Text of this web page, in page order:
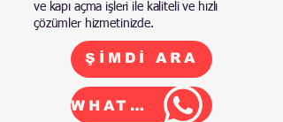
ve kapı açma işleri ile kaliteli ve hızlı
çözümler hizmetinizde.
ŞİMDİ ARA
WHATSAPP